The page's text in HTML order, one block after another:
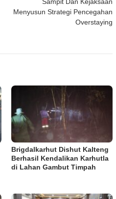
Sampit Dan Kejaksaan
Menyusun Strategi Pencegahan
Overstaying
Brigdalkarhut Dishut Kalteng
Berhasil Kendalikan Karhutla
di Lahan Gambut Timpah